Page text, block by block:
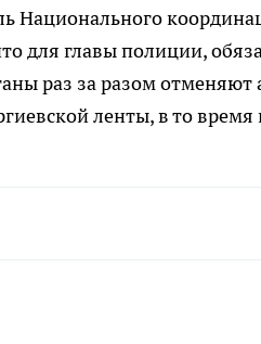
Национального
для главы полиции,
раз за разом
ленты, в то